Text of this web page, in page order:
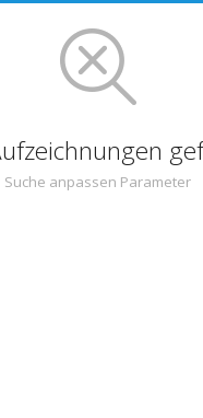
Suche anpassen Parameter